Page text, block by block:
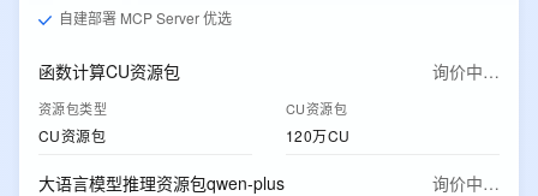
自建部署 MCP Server 优选
函数计算CU资源包 询价中…
资源包类型
CU资源包
CU资源包
120万CU
大语言模型推理资源包qwen-plus 询价中…